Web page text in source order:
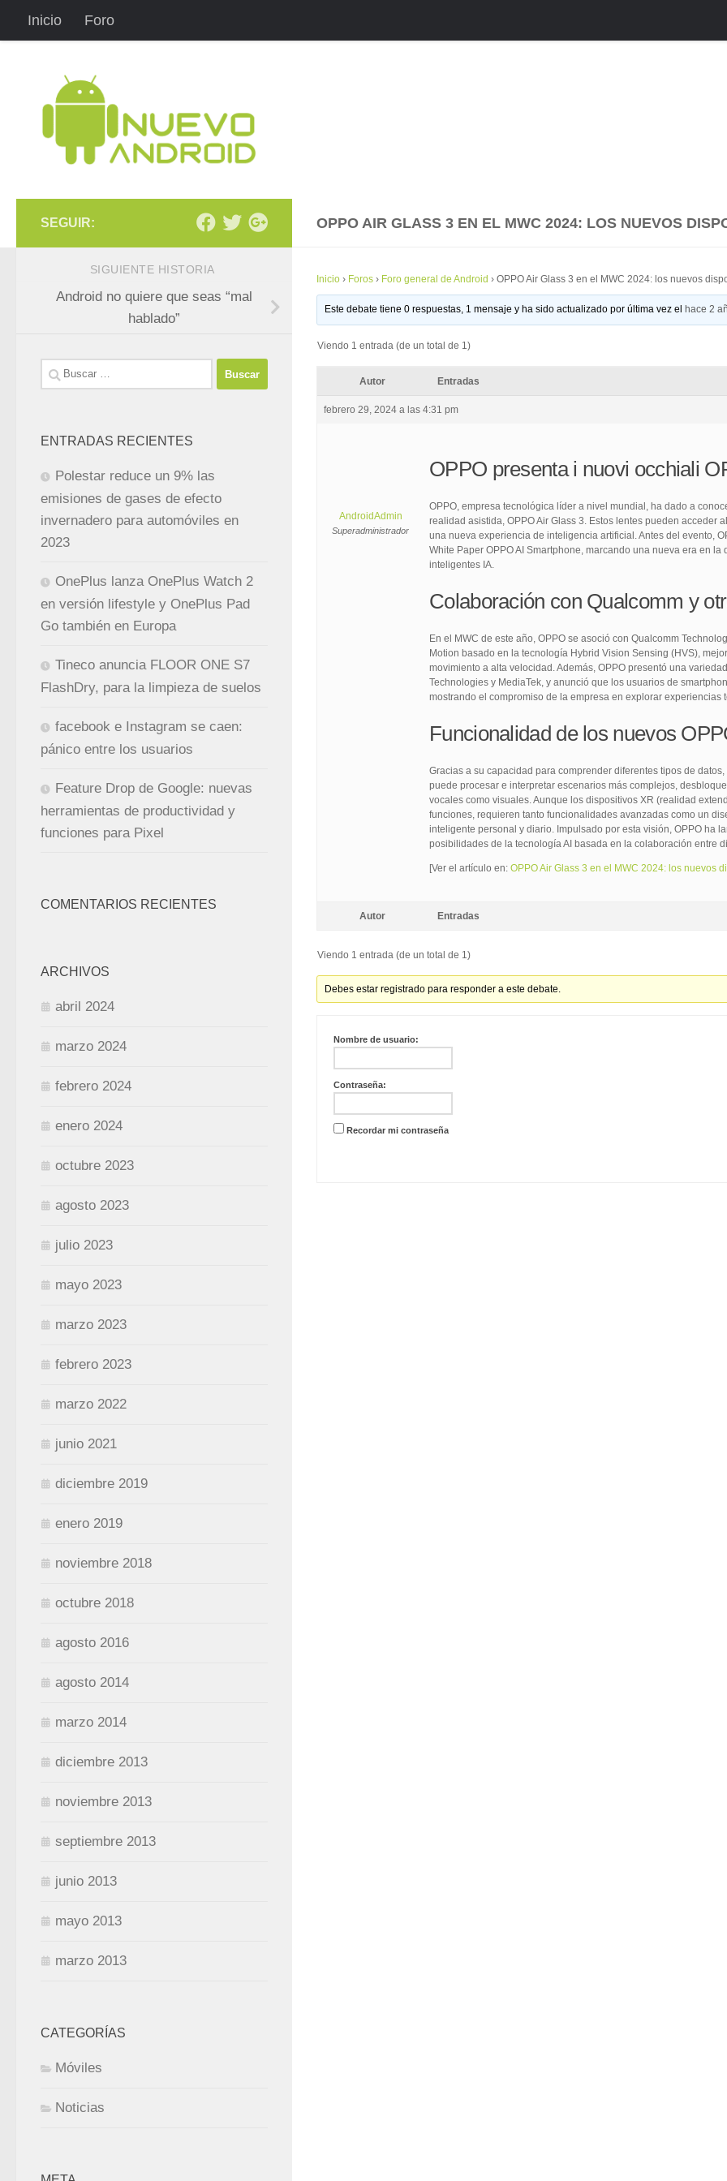
Saltar al contenido
Inicio Foro
OPPO AIR GLASS 3 EN EL MWC 2024: LOS NUEVOS
Inicio › Foros › Foro general de Android › OPPO Air Glass 3 en el MWC 2024: los nuevos
Este debate tiene 0 respuestas, 1 mensaje y ha sido actualizado por última vez el hace 2
Viendo 1 entrada (de un total de 1)
Autor Entradas
febrero 29, 2024 a las 4:31 pm
AndroidAdmin
Superadministrador
OPPO presenta i nuovi occhiali
OPPO, empresa tecnológica líder a nivel mundial, ha dado a
realidad asistida, OPPO Air Glass 3. Estos lentes pueden acceder
una nueva experiencia de inteligencia artificial. Antes del evento,
White Paper OPPO AI Smartphone, marcando una nueva era en
inteligentes IA.
Colaboración con Qualcomm y
En el MWC de este año, OPPO se asoció con Qualcomm
Motion basado en la tecnología Hybrid Vision Sensing (HVS),
movimiento a alta velocidad. Además, OPPO presentó una
Technologies y MediaTek, y anunció que los usuarios de
mostrando el compromiso de la empresa en explorar
Funcionalidad de los nuevos
Gracias a su capacidad para comprender diferentes tipos de
puede procesar e interpretar escenarios más complejos,
vocales como visuales. Aunque los dispositivos XR (realidad
funciones, requieren tanto funcionalidades avanzadas como un
inteligente personal y diario. Impulsado por esta visión, OPPO ha
posibilidades de la tecnología AI basada en la colaboración entre
[Ver el artículo en: OPPO Air Glass 3 en el MWC 2024: los nuevos
Autor Entradas
Viendo 1 entrada (de un total de 1)
Debes estar registrado para responder a este debate.
Nombre de usuario:
Contraseña:
Recordar mi contraseña
SEGUIR:
SIGUIENTE HISTORIA
Android no quiere que seas “mal
hablado”
Buscar:
ENTRADAS RECIENTES
Polestar reduce un 9% las
emisiones de gases de efecto
invernadero para automóviles en
2023
OnePlus lanza OnePlus Watch 2
en versión lifestyle y OnePlus Pad
Go también en Europa
Tineco anuncia FLOOR ONE S7
FlashDry, para la limpieza de suelos
facebook e Instagram se caen:
pánico entre los usuarios
Feature Drop de Google: nuevas
herramientas de productividad y
funciones para Pixel
COMENTARIOS RECIENTES
ARCHIVOS
abril 2024
marzo 2024
febrero 2024
enero 2024
octubre 2023
agosto 2023
julio 2023
mayo 2023
marzo 2023
febrero 2023
marzo 2022
junio 2021
diciembre 2019
enero 2019
noviembre 2018
octubre 2018
agosto 2016
agosto 2014
marzo 2014
diciembre 2013
noviembre 2013
septiembre 2013
junio 2013
mayo 2013
marzo 2013
CATEGORÍAS
Móviles
Noticias